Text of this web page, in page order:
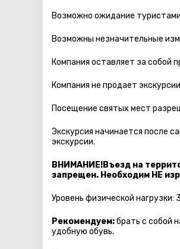
Возможно ожидание
Возможны незначительные
Компания оставляет за собой
Компания не продает
Посещение святых мест
Экскурсия начинается после
экскурсии.
ВНИМАНИЕ!Въезд на
запрещен. Необходим НЕ
Уровень физической нагрузки:
Рекомендуем:брать с собой
удобную обувь.